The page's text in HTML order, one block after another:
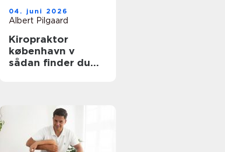
04. juni 2026
Albert Pilgaard
Kiropraktor
københavn v
sådan finder du